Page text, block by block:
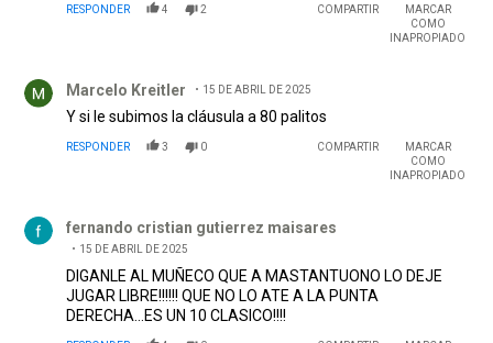
RESPONDER 4 2 COMPARTIR
MARCAR
COMO
INAPROPIADO
Marcelo Kreitler 15 DE ABRIL DE 2025
Y si le subimos la cláusula a 80 palitos
RESPONDER 3 0 COMPARTIR
MARCAR
COMO
INAPROPIADO
fernando cristian gutierrez maisares
15 DE ABRIL DE 2025
DIGANLE AL MUÑECO QUE A MASTANTUONO LO DEJE
JUGAR LIBRE!!!!!! QUE NO LO ATE A LA PUNTA
DERECHA...ES UN 10 CLASICO!!!!